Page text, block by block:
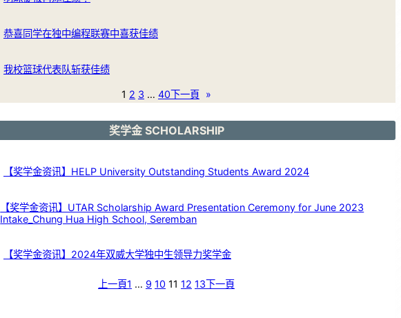
恭喜同学在独中编程联赛中喜获佳绩
我校篮球代表队斩获佳绩
1 2 3 … 40下一頁 »
奖学金 SCHOLARSHIP
【奖学金资讯】HELP University Outstanding Students Award 2024
【奖学金资讯】UTAR Scholarship Award Presentation Ceremony for June 2023
Intake_Chung Hua High School, Seremban
【奖学金资讯】2024年双威大学独中生领导力奖学金
上一頁1 … 9 10 11 12 13下一頁